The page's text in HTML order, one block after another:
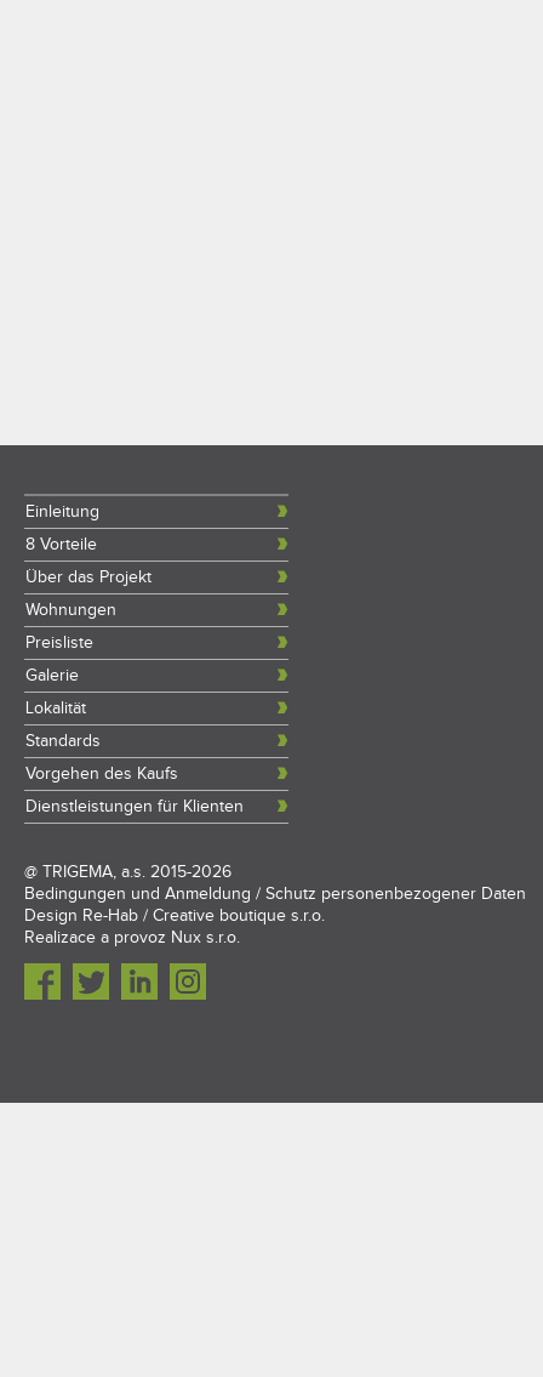
Einleitung
8 Vorteile
Über das Projekt
Wohnungen
Preisliste
Galerie
Lokalität
Standards
Vorgehen des Kaufs
Dienstleistungen für Klienten
@ TRIGEMA, a.s. 2015-2026
Bedingungen und Anmeldung / Schutz personenbezogener Daten
Design Re-Hab / Creative boutique s.r.o.
Realizace a provoz Nux s.r.o.